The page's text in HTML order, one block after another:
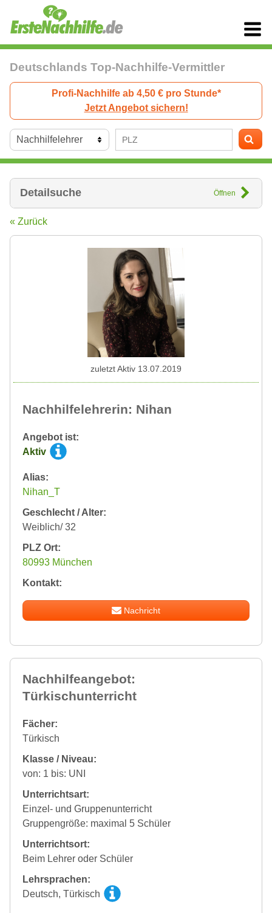
Deutschlands Top-Nachhilfe-Vermittler
Profi-Nachhilfe ab 4,50 € pro Stunde*
Jetzt Angebot sichern!
Detailsuche Öffnen
« Zurück
Nachhilfelehrerin: Nihan
Angebot ist:
Aktiv
Alias:
Nihan_T
Geschlecht / Alter:
Weiblich/ 32
PLZ Ort:
80993 München
Kontakt:
Nachricht
zuletzt Aktiv 13.07.2019
Nachhilfeangebot:
Türkischunterricht
Fächer:
Türkisch
Klasse / Niveau:
von: 1 bis: UNI
Unterrichtsart:
Einzel- und Gruppenunterricht
Gruppengröße: maximal 5 Schüler
Unterrichtsort:
Beim Lehrer oder Schüler
Lehrsprachen:
Deutsch, Türkisch